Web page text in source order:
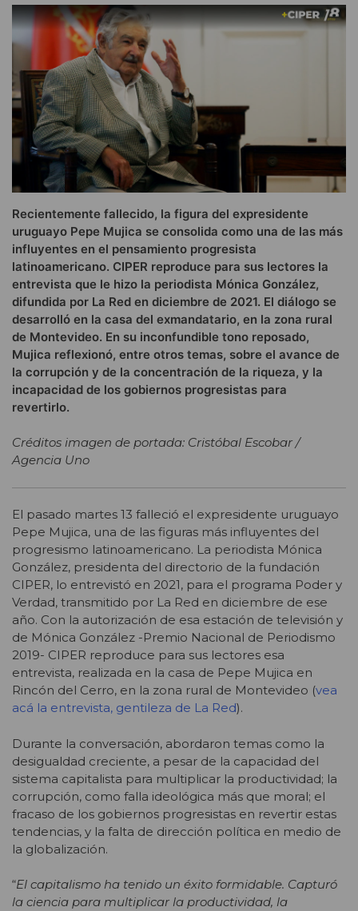
Recientemente fallecido, la figura del expresidente
uruguayo Pepe Mujica se consolida como una de las más
influyentes en el pensamiento progresista
latinoamericano. CIPER reproduce para sus lectores la
entrevista que le hizo la periodista Mónica González,
difundida por La Red en diciembre de 2021. El diálogo se
desarrolló en la casa del exmandatario, en la zona rural
de Montevideo. En su inconfundible tono reposado,
Mujica reflexionó, entre otros temas, sobre el avance de
la corrupción y de la concentración de la riqueza, y la
incapacidad de los gobiernos progresistas para
revertirlo.
Créditos imagen de portada: Cristóbal Escobar /
Agencia Uno
El pasado martes 13 falleció el expresidente uruguayo
Pepe Mujica, una de las figuras más influyentes del
progresismo latinoamericano. La periodista Mónica
González, presidenta del directorio de la fundación
CIPER, lo entrevistó en 2021, para el programa Poder y
Verdad, transmitido por La Red en diciembre de ese
año. Con la autorización de esa estación de televisión y
de Mónica González -Premio Nacional de Periodismo
2019- CIPER reproduce para sus lectores esa
entrevista, realizada en la casa de Pepe Mujica en
Rincón del Cerro, en la zona rural de Montevideo (vea
acá la entrevista, gentileza de La Red).
Durante la conversación, abordaron temas como la
desigualdad creciente, a pesar de la capacidad del
sistema capitalista para multiplicar la productividad; la
corrupción, como falla ideológica más que moral; el
fracaso de los gobiernos progresistas en revertir estas
tendencias, y la falta de dirección política en medio de
la globalización.
“El capitalismo ha tenido un éxito formidable. Capturó
la ciencia para multiplicar la productividad, la